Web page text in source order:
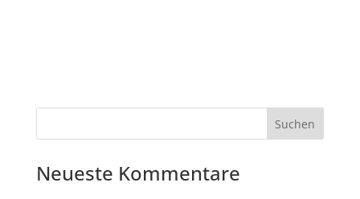
Neueste Kommentare